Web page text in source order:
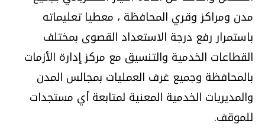
مدن ومراكز وقري المحافظة ، معطيا تعليماته
باستمرار رفع درجة الاستعداد القصوى بمختلف
القطاعات الخدمية والتنسيق مع مركز إدارة الأزمات
بالمحافظة وجميع غرف العمليات بمجالس المدن
والمديريات الخدمية المعنية لمتابعة أي مستجدات
للموقف.